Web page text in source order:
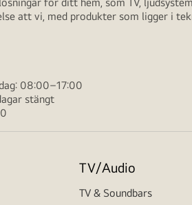
för ditt hem, som TV,
att vi, med produkter som ligger i
08:00–17:00
stängt
TV/Audio
TV & Soundbars